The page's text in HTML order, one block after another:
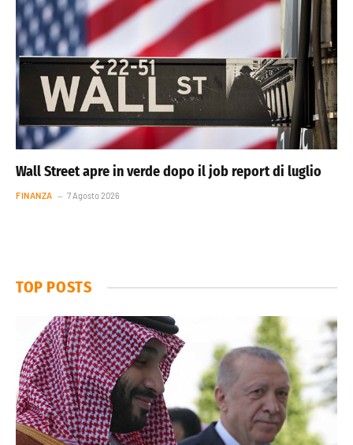
Wall Street apre in verde dopo il job report di luglio
FINANZA 7 Agosto 2026
TOP POSTS